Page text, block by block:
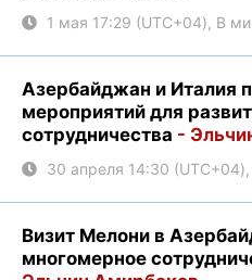
1 мая 17:29 (UTC+04), В
Азербайджан и Италия
мероприятий для
сотрудничества -
30 апреля 14:30 (UTC+04),
Визит Мелони в
многомерное